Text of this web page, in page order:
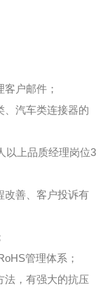
户邮件；
、汽车类连接器的
以上品质经理岗位3
改善、客户投诉有
管理体系；
，有强大的抗压